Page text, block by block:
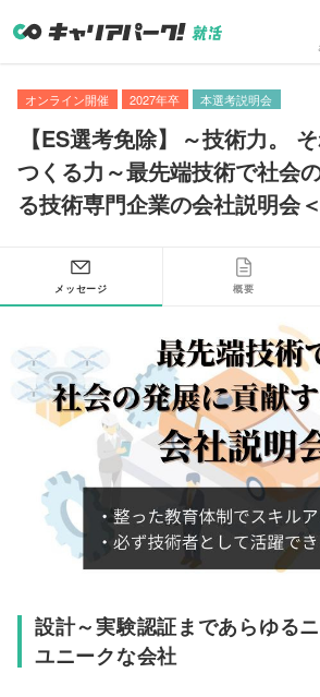
オンライン開催 2027年卒 本選考説明会
【ES選考免除】 ～技術力。
つくる力～最先端技術で社会
る技術専門企業の会社説明会
メッセージ 概要
設計～実験認証まであらゆる
ユニークな会社